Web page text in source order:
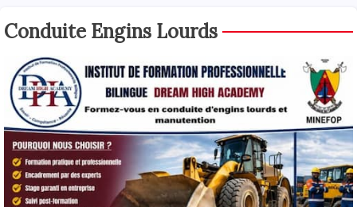
Conduite Engins Lourds